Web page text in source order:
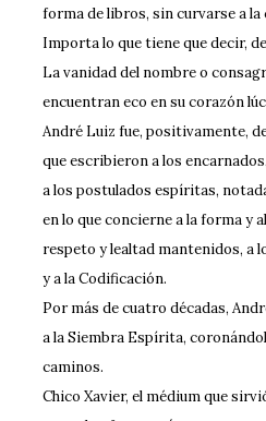
forma de libros, sin curvarse a la
Importa lo que tiene que decir,
La vanidad del nombre o
encuentran eco en su corazón
André Luiz fue, positivamente,
que escribieron a los
a los postulados espíritas,
en lo que concierne a la forma y
respeto y lealtad mantenidos, a
y a la Codificación.
Por más de cuatro décadas,
a la Siembra Espírita,
caminos.
Chico Xavier, el médium que